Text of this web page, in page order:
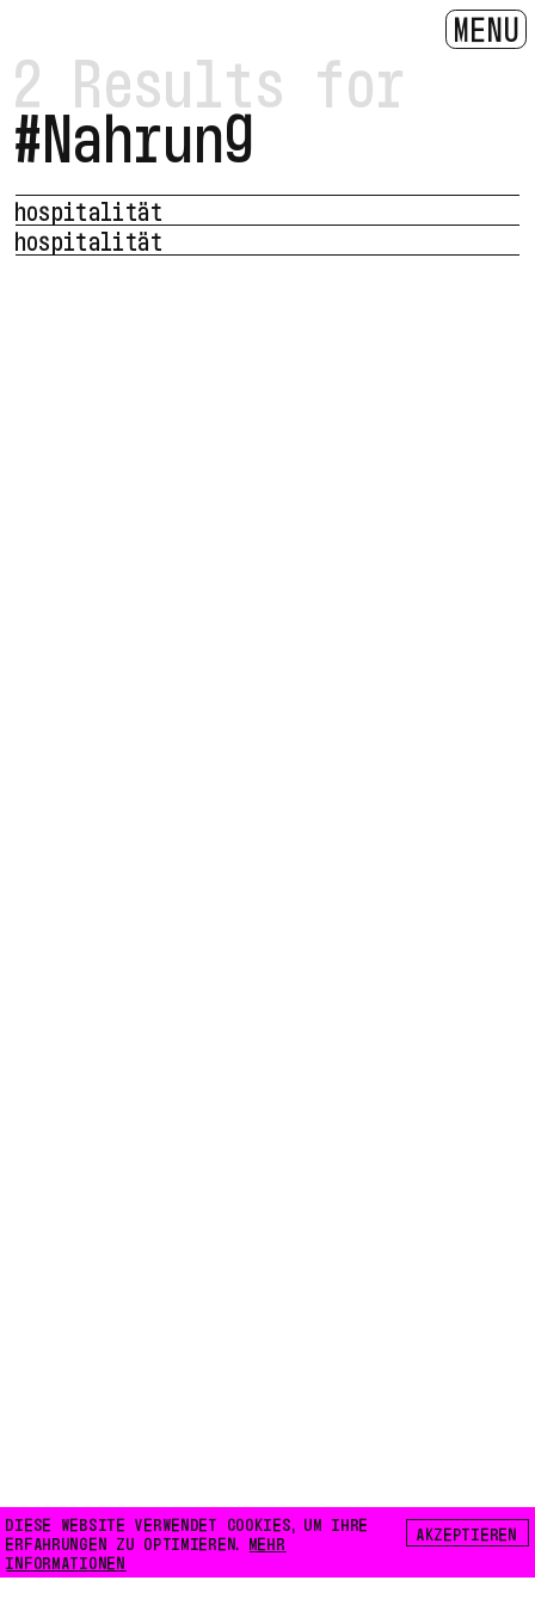
MENU
2 Results for
#Nahrung
hospitalität
hospitalität
DIESE WEBSITE VERWENDET COOKIES, UM IHRE
ERFAHRUNGEN ZU OPTIMIEREN. MEHR
INFORMATIONEN
AKZEPTIEREN